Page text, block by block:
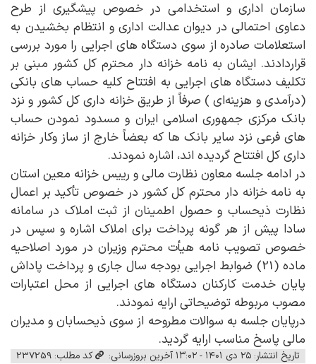
سازمان اداری و استخدامی در خصوص پیشگیری از طرح
دعاوی احتمالی در دیوان عدالت اداری و انتظام بخشیدن به
استعلامات صادره از سوی دستگاه های اجرایی را مورد بررسی
قراردادند. ایشان به نامه خزانه دار محترم کل کشور مبنی بر
تکلیف دستگاه های اجرایی به افتتاح کلیه حساب های بانکی
(درآمدی و هزینه‌ای ) صرفاً از طریق خزانه داری کل کشور و نزد
بانک مرکزی جمهوری اسلامی ایران و مسدود نمودن حساب
های فرعی نزد سایر بانک ها که بعضاً خارج از ساز وکار خزانه
داری کل افتتاح گردیده اند، اشاره نمودند.
در ادامه جلسه معاون نظارت مالي و رییس خزانه معین استان
به نامه خزانه دار محترم کل کشور در خصوص تأکید بر اعمال
نظارت ذیحساب و حصول اطمینان از ثبت املاک در سامانه
سادا پیش از هر گونه پرداخت برای املاک اشاره و سپس در
خصوص تصویب نامه هیأت محترم وزیران در مورد اصلاحیه
ماده (21) ضوابط اجرایی بودجه سال جاری و پرداخت پاداش
پایان خدمت کارکنان دستگاه های اجرایی از محل اعتبارات
مصوب مربوطه توضیحاتی ارایه نمودند.
درپایان جلسه به سوالات مطروحه از سوی ذیحسابان و مدیران
مالی پاسخ مناسب ارایه گردید.
تاریخ انتشار: ۲۵ دی ۱۴۰۱ - ۱۳:۰۲ آخرین بروزرسانی: کد مطلب: 237259